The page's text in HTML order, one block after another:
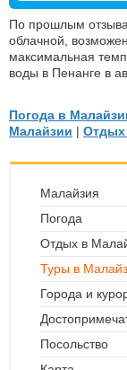
По прошлым
облачной,
максимальная
воды в Пенанге в
Погода в
Малайзии | Отдых
Малайзия
Погода
Отдых в
Туры в
Города и
Посольство